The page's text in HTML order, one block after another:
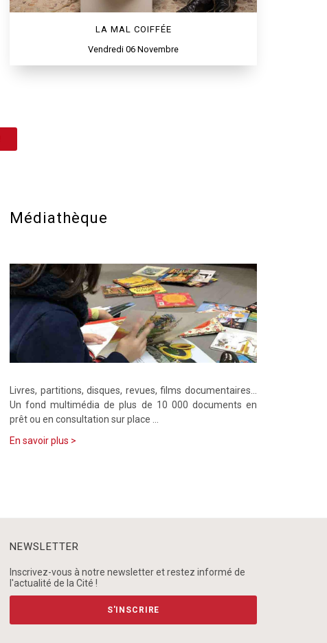
LA MAL COIFFÉE
Vendredi 06 Novembre
Médiathèque
Livres, partitions, disques, revues, films documentaires...
Un fond multimédia de plus de 10 000 documents en
prêt ou en consultation sur place ...
En savoir plus >
NEWSLETTER
Inscrivez-vous à notre newsletter et restez informé de
l'actualité de la Cité !
S'INSCRIRE